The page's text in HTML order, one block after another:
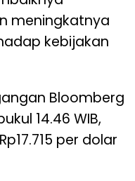
meningkatnya
kebijakan
Bloomberg
14.46 WIB,
per dolar